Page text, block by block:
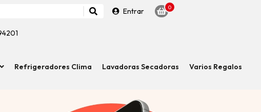
Entrar 0
Refrigeradores Clima Lavadoras Secadoras Varios Regalos